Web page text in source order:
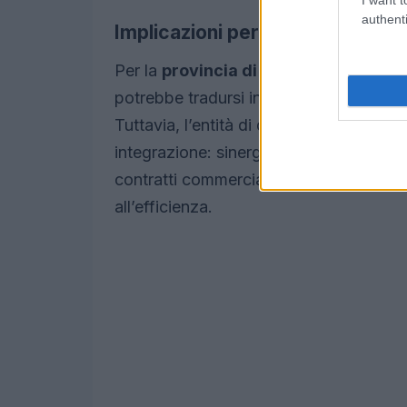
Implicazioni per il mercato locale
Per la provincia di Verona e per
potrebbe tradursi in stabilità
Tuttavia, l’entità di questi effetti
integrazione: sinergie industriali,
contratti commerciali sono scenari
all’efficienza.